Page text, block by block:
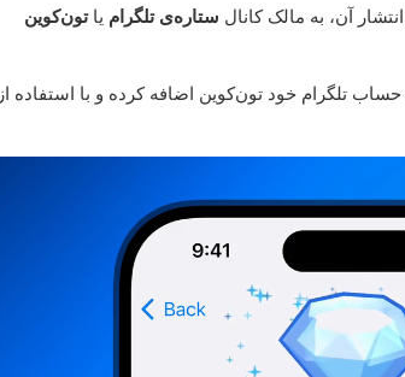
آن، به مالک کانال ستاره‌ی تلگرام یاتون‌کوین
حساب تلگرام خود تون‌کوین اضافه کرده و با استفاده از